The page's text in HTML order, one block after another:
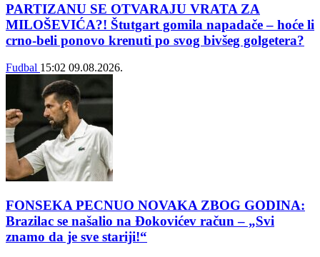
PARTIZANU SE OTVARAJU VRATA ZA
MILOŠEVIĆA?! Štutgart gomila napadače – hoće li
crno-beli ponovo krenuti po svog bivšeg golgetera?
Fudbal 15:02 09.08.2026.
FONSEKA PECNUO NOVAKA ZBOG GODINA:
Brazilac se našalio na Đokovićev račun – „Svi
znamo da je sve stariji!“